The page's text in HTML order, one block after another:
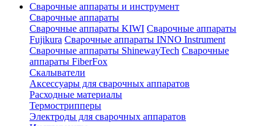
Сварочные аппараты и инструмент
Сварочные аппараты
Сварочные аппараты KIWI Сварочные аппараты
Fujikura Сварочные аппараты INNO Instrument
Сварочные аппараты ShinewayTech Cварочные
аппараты FiberFox
Скалыватели
Аксессуары для сварочных аппаратов
Расходные материалы
Термострипперы
Электроды для сварочных аппаратов